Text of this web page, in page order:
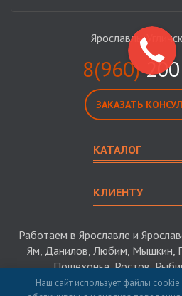
Наш сайт использует файлы
Ярославль,
8(960)
ЗАКАЗАТЬ
КАТАЛОГ
КЛИЕНТУ
Работаем в Ярославле и
Ям, Данилов, Любим, Мышкин,
Пошехонье, Ростов,